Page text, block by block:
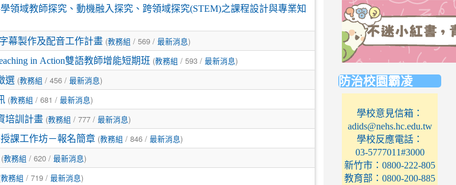
領域教師探究、動機融入探究、跨領域探究(STEM)之課程設計與專業知
幕製作及配音工作計畫 (教務組 / 569 / 最新消息)
in Action雙語教師增能短期班 (教務組 / 593 / 最新消息)
選 (教務組 / 456 / 最新消息)
(教務組 / 681 / 最新消息)
培訓計畫 (教務組 / 777 / 最新消息)
課工作坊－報名簡章 (教務組 / 846 / 最新消息)
(教務組 / 620 / 最新消息)
教務組 / 719 / 最新消息)
to
https://eliteracy.edu.tw/
防治校園霸凌
學校意見信箱：
adids@nehs.hc.edu.tw
學校反應電話：
03-5777011#3000
新竹市：0800-222-805
教育部：0800-200-885